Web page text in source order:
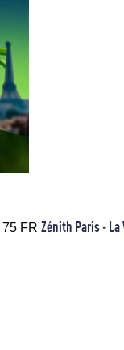
75 FR Zénith Paris -